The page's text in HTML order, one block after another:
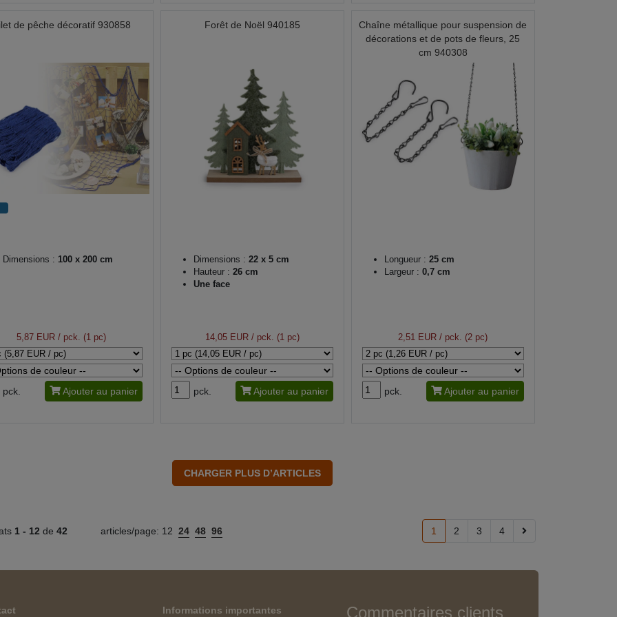
de pêche décoratif 930858
Dimensions : 100 x 200 cm
5,87 EUR / pck. (1 pc)
pck. Ajouter au panier
Forêt de Noël 940185
Dimensions : 22 x 5 cm
Hauteur : 26 cm
Une face
14,05 EUR/ pck. (1 pc)
pck. Ajouter au panier
Chaîne métallique pour suspension de
décorations et de pots de fleurs, 25
cm 940308
Longueur : 25 cm
Largeur : 0,7 cm
2,51 EUR / pck. (2 pc)
pck. Ajouter au panier
1 - 12 de 42 articles/page: 12 24 48 96 1 2 3 4
Informations importantes Commentaires clients